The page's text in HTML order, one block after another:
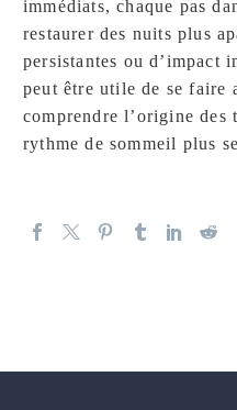
immédiats, chaque pas
restaurer des nuits plus
persistantes ou d’impact
peut être utile de se faire
comprendre l’origine des
rythme de sommeil plus